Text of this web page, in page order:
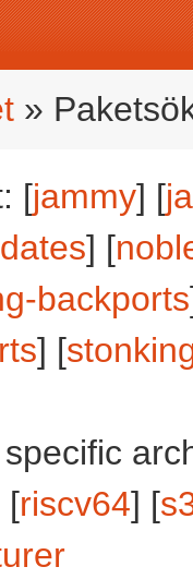
»
[jammy] [
] [
backports
] [
[riscv64] [